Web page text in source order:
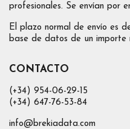
profesionales. Se envían por
El plazo normal de envío es
base de datos de un importe
CONTACTO
(+34) 954-06-29-15
(+34) 647-76-53-84
info@brekiadata.com